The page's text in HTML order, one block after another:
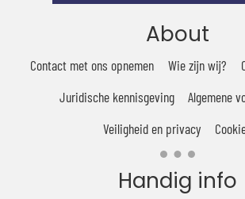
About
Contact met ons opnemen Wie zijn wij?
Juridische kennisgeving
Algemene
Veiligheid en privacy
Handig info